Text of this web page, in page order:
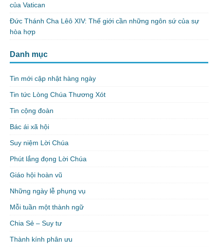
của Vatican
Đức Thánh Cha Lêô XIV: Thế giới cần những ngôn sứ của sự
hòa hợp
Danh mục
Tin mới cập nhật hàng ngày
Tin tức Lòng Chúa Thương Xót
Tin cộng đoàn
Bác ái xã hội
Suy niệm Lời Chúa
Phút lắng đọng Lời Chúa
Giáo hội hoàn vũ
Những ngày lễ phụng vụ
Mỗi tuần một thành ngữ
Chia Sẻ – Suy tư
Thành kính phân ưu